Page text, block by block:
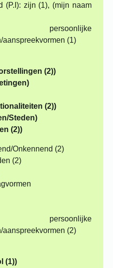
(P.I): zijn (1), (mijn naam
persoonlijke
(1)
(2))
(2))
Steden)
(2))
Onkennend (2)
(2)
persoonlijke
(2)
(1))